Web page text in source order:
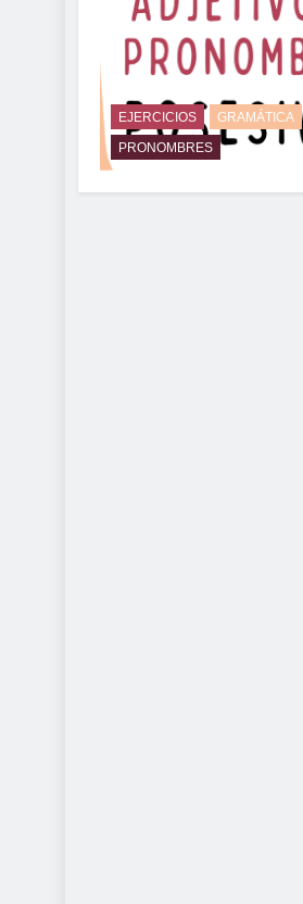
EJERCICIOS
GRAMÁTICA
PRONOMBRES